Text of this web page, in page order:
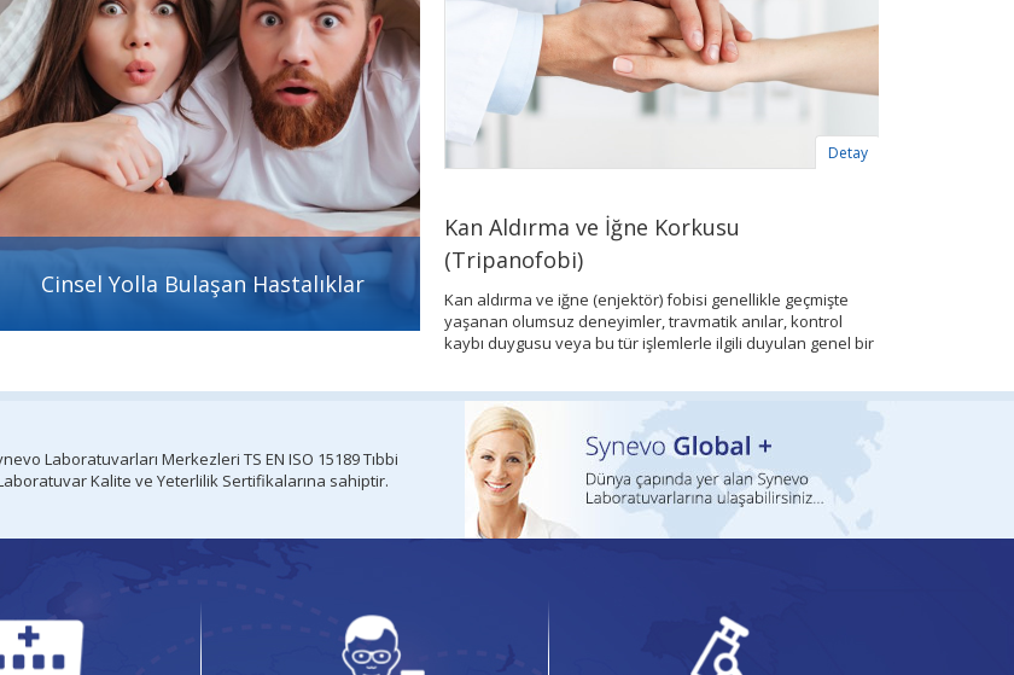
Cinsel Yolla Bulaşan Hastalıklar
Detay
Mevsimsel Alerjilerle Nasıl Başa
Çıkabiliriz?
Saman nezlesi veya alerjik rinit olarak da bilinen
Detay
Kan Aldırma ve İğne Korkusu
(Tripanofobi)
Kan aldırma ve iğne (enjektör) fobisi genellikle geçmişte
yaşanan olumsuz deneyimler, travmatik anılar, kontrol
kaybı duygusu veya bu tür işlemlerle ilgili duyulan genel bir
Laboratuvarları Merkezleri TS EN ISO 15189Tıbbi
Kalite ve Yeterlilik Sertifikalarına sahiptir.